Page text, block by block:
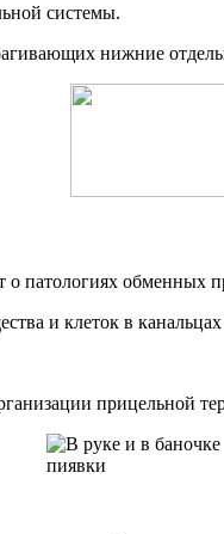
системы.
нижние
о патологиях обменных
и клеток в
прицельной